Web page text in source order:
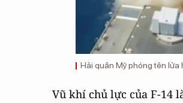
Hải quân Mỹ phóng tên lửa
Vũ khí chủ lực của F-14